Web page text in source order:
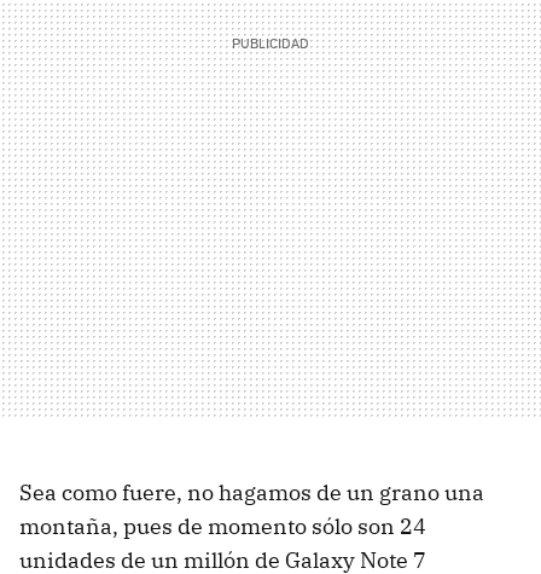
Sea como fuere, no hagamos de un grano una
montaña, pues de momento sólo son 24
unidades de un millón de Galaxy Note 7